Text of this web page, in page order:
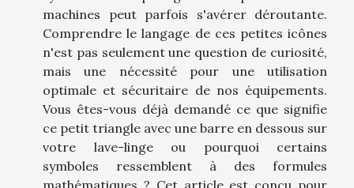
machines peut parfois s'avérer déroutante.
Comprendre le langage de ces petites icônes
n'est pas seulement une question de curiosité,
mais une nécessité pour une utilisation
optimale et sécuritaire de nos équipements.
Vous êtes-vous déjà demandé ce que signifie
ce petit triangle avec une barre en dessous sur
votre lave-linge ou pourquoi certains
symboles ressemblent à des formules